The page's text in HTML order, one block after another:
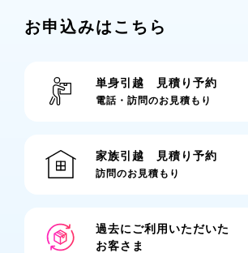
お申込みはこちら
単身引越 見積り予約
電話・訪問のお見積もり
家族引越 見積り予約
訪問のお見積もり
過去にご利用いただいた
お客さま